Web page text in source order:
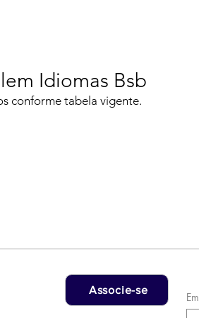
Idiomas Bsb
conforme tabela vigente.
Associe-se